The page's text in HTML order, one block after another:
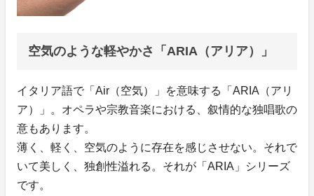
空気のような軽やかさ「ARIA（アリア）」
イタリア語で「Air（空気）」を意味する「ARIA（アリ
ア）」。オペラや宗教音楽における、叙情的な独唱歌の
意もあります。
薄く、軽く、空気のように存在を感じさせない。それで
いて美しく、独創性溢れる。それが「ARIA」シリーズ
です。